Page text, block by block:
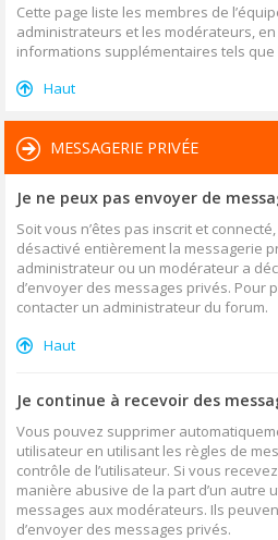
Cette page liste les membres de
administrateurs et les modérateurs,
informations supplémentaires tels que
Haut
MESSAGERIE PRIVÉE
Je ne peux pas envoyer de
Soit vous n’êtes pas inscrit et
désactivé entièrement la messagerie
administrateur ou un modérateur a
d’envoyer des messages privés. Pour
contacter un administrateur du forum.
Haut
Je continue à recevoir des
Vous pouvez supprimer
utilisateur en utilisant les règles de
contrôle de l’utilisateur. Si vous
manière abusive de la part d’un autre
messages aux modérateurs. Ils
d’envoyer des messages privés.